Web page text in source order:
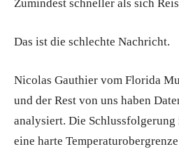
Zumindest schneller als sich
Das ist die schlechte Nachricht.
Nicolas Gauthier vom Florida
und der Rest von uns haben
analysiert. Die
eine harte